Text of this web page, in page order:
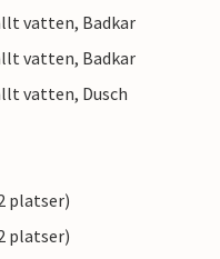
vatten, Badkar
vatten, Badkar
vatten, Dusch
platser)
platser)